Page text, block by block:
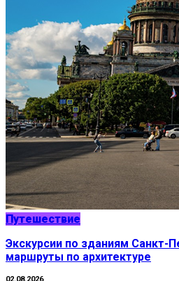
Путешествие
Экскурсии по зданиям Санкт-
маршруты по архитектуре